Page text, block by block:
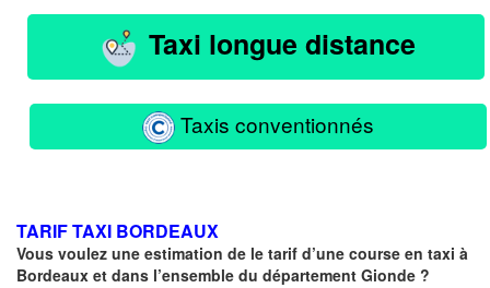
Taxi longue distance
Taxis conventionnés
TARIF TAXI BORDEAUX
Vous voulez une estimation de le tarif d’une course en taxi à
Bordeaux et dans l’ensemble du département Gionde ?